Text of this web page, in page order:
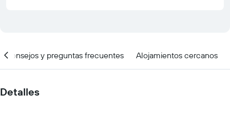
Consejos y preguntas frecuentes Alojamientos cercanos
Detalles